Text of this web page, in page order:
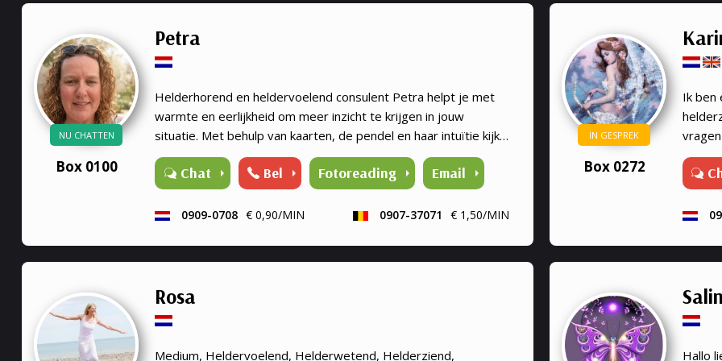
even
vel
soms
ze
meer
Het
leven
NU CHATTEN
Box 0100
Petra
Helderhorend en heldervoelend consulent Petra helpt je met
warmte en eerlijkheid om meer inzicht te krijgen in jouw
situatie. Met behulp van kaarten, de pendel en haar intuïtie kijkt
zij samen met jou naar de boodschappen die richting kunnen
geven op jouw pad.
Chat Bel Fotoreading Email
0909-0708 € 0,90/MIN 0907-37071 € 1,50/MIN
IN GESPREK
Box 0272
Ik ben
en
Rosa
Medium, Heldervoelend, Helderwetend, Helderziend,
Hallo